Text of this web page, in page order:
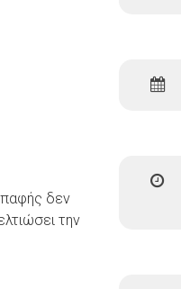
δεν
την